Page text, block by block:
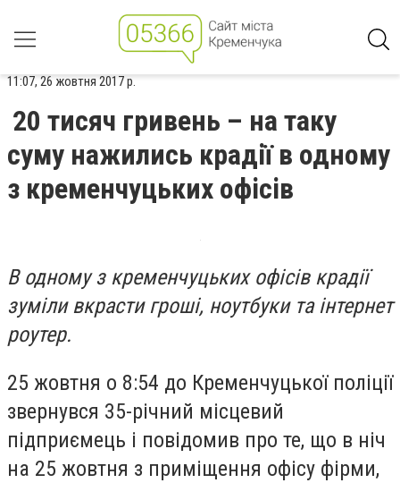
11:07, 26 жовтня 2017 р.
20 тисяч гривень – на таку
суму нажились крадії в одному
з кременчуцьких офісів
В одному з кременчуцьких офісів крадії
зуміли вкрасти гроші, ноутбуки та інтернет
роутер.
25 жовтня о 8:54 до Кременчуцької поліції
звернувся 35-річний місцевий
підприємець і повідомив про те, що в ніч
на 25 жовтня з приміщення офісу фірми,